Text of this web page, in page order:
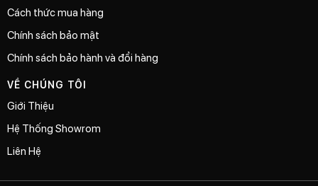
Cách thức mua hàng
Chính sách bảo mật
Chính sách bảo hành và đổi hàng
VỀ CHÚNG TÔI
Giới Thiệu
Hệ Thống Showrom
Liên Hệ